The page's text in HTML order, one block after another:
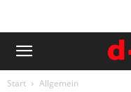
Start Allgemein